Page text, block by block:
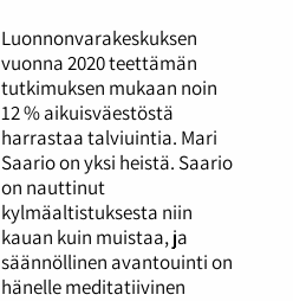
Luonnonvarakeskuksen
vuonna 2020 teettämän
tutkimuksen mukaan noin
12 % aikuisväestöstä
harrastaa talviuintia. Mari
Saario on yksi heistä. Saario
on nauttinut
kylmäaltistuksesta niin
kauan kuin muistaa, ja
säännöllinen avantouinti on
hänelle meditatiivinen